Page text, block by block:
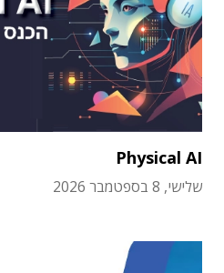
Physical AI
שלישי, 8 בספטמבר 2026